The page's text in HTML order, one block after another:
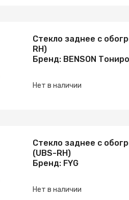
Стекло заднее с
RH)
Бренд: BENSON
Нет в наличии
Стекло заднее с
(UBS-RH)
Бренд: FYG
Нет в наличии